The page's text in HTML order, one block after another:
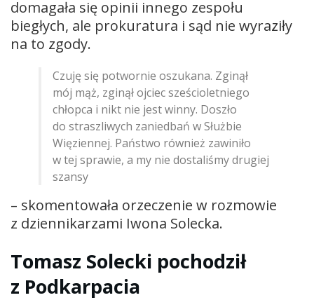
domagała się opinii innego zespołu
biegłych, ale prokuratura i sąd nie wyraziły
na to zgody.
Czuję się potwornie oszukana. Zginął
mój mąż, zginął ojciec sześcioletniego
chłopca i nikt nie jest winny. Doszło
do straszliwych zaniedbań w Służbie
Więziennej. Państwo również zawiniło
w tej sprawie, a my nie dostaliśmy drugiej
szansy
– skomentowała orzeczenie w rozmowie
z dziennikarzami Iwona Solecka.
Tomasz Solecki pochodził
z Podkarpacia